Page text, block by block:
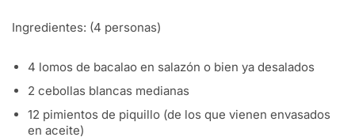
Ingredientes: (4 personas)
4 lomos de bacalao en salazón o bien ya desalados
2 cebollas blancas medianas
12 pimientos de piquillo (de los que vienen envasados
en aceite)